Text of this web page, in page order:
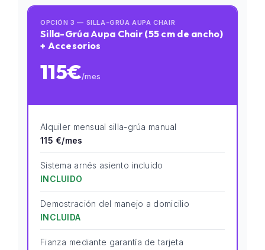
OPCIÓN 3 — SILLA-GRÚA AUPA CHAIR
Silla-Grúa Aupa Chair (55 cm de ancho)
+ Accesorios
115€/mes
Alquiler mensual silla-grúa manual
115 €/mes
Sistema arnés asiento incluido
INCLUIDO
Demostración del manejo a domicilio
INCLUIDA
Fianza mediante garantía de tarjeta